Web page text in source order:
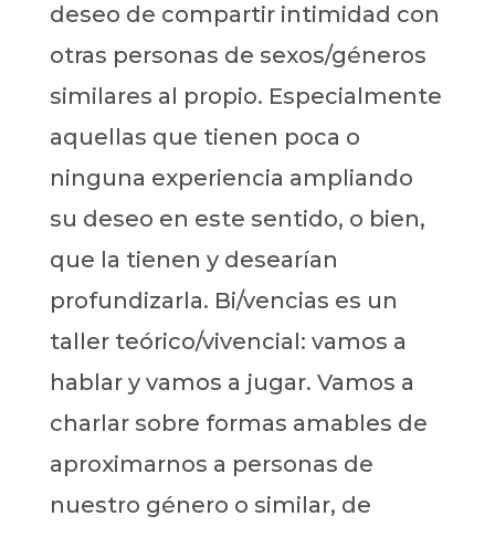
deseo de compartir intimidad con
otras personas de sexos/géneros
similares al propio. Especialmente
aquellas que tienen poca o
ninguna experiencia ampliando
su deseo en este sentido, o bien,
que la tienen y desearían
profundizarla. Bi/vencias es un
taller teórico/vivencial: vamos a
hablar y vamos a jugar. Vamos a
charlar sobre formas amables de
aproximarnos a personas de
nuestro género o similar, de